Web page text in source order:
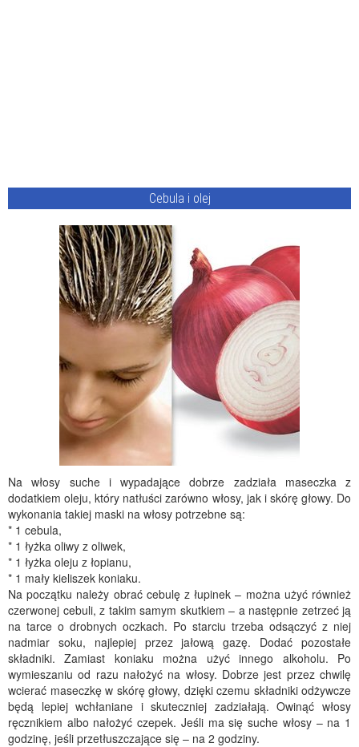
Cebula i olej
Na włosy suche i wypadające dobrze zadziała maseczka z
dodatkiem oleju, który natłuści zarówno włosy, jak i skórę głowy. Do
wykonania takiej maski na włosy potrzebne są:
* 1 cebula,
* 1 łyżka oliwy z oliwek,
* 1 łyżka oleju z łopianu,
* 1 mały kieliszek koniaku.
Na początku należy obrać cebulę z łupinek – można użyć również
czerwonej cebuli, z takim samym skutkiem – a następnie zetrzeć ją
na tarce o drobnych oczkach. Po starciu trzeba odsączyć z niej
nadmiar soku, najlepiej przez jałową gazę. Dodać pozostałe
składniki. Zamiast koniaku można użyć innego alkoholu. Po
wymieszaniu od razu nałożyć na włosy. Dobrze jest przez chwilę
wcierać maseczkę w skórę głowy, dzięki czemu składniki odżywcze
będą lepiej wchłaniane i skuteczniej zadziałają. Owinąć włosy
ręcznikiem albo nałożyć czepek. Jeśli ma się suche włosy – na 1
godzinę, jeśli przetłuszczające się – na 2 godziny.